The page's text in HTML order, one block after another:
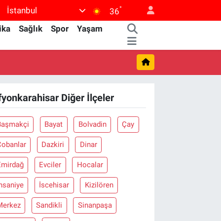
İstanbul 36°
Sağlık Spor
Yaşam
Diğer İlçeler
Bayat Bolvadin Çay
Dazkiri Dinar
Evciler Hocalar
İscehisar Kizilören
Sandikli Sinanpaşa